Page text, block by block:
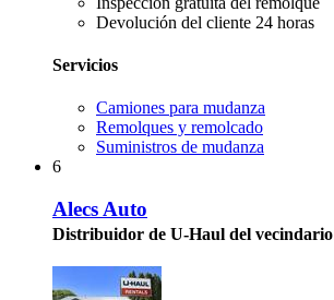
Devolución del cliente 24 horas
Servicios
Camiones para mudanza
Remolques y remolcado
Suministros de mudanza
6
Alecs Auto
Distribuidor de U-Haul del vecindario